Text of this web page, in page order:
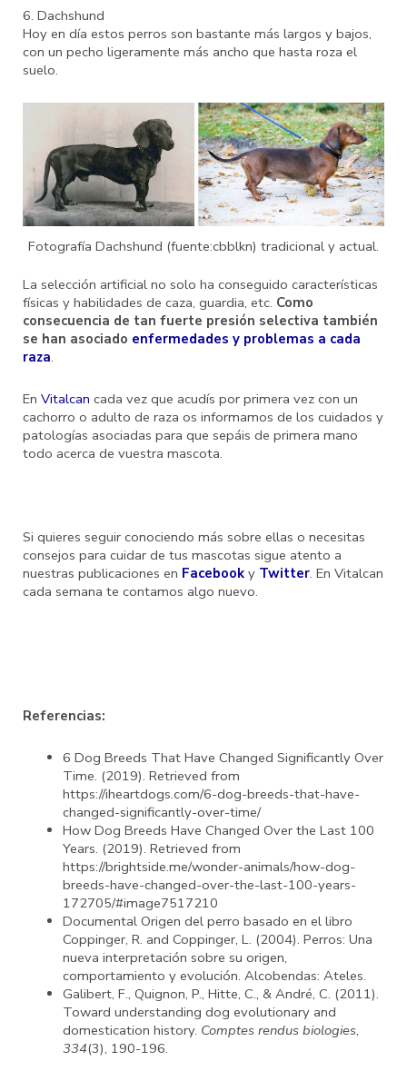
6. Dachshund
Hoy en día estos perros son bastante más largos y bajos,
con un pecho ligeramente más ancho que hasta roza el
suelo.
Fotografía Dachshund (fuente:cbblkn) tradicional y actual.
La selección artificial no solo ha conseguido características
físicas y habilidades de caza, guardia, etc. Como
consecuencia de tan fuerte presión selectiva también
se han asociado enfermedades y problemas a cada
raza.
En Vitalcan cada vez que acudís por primera vez con un
cachorro o adulto de raza os informamos de los cuidados y
patologías asociadas para que sepáis de primera mano
todo acerca de vuestra mascota.
Si quieres seguir conociendo más sobre ellas o necesitas
consejos para cuidar de tus mascotas sigue atento a
nuestras publicaciones en Facebook y Twitter. En Vitalcan
cada semana te contamos algo nuevo.
Referencias:
6 Dog Breeds That Have Changed Significantly Over
Time. (2019). Retrieved from
https://iheartdogs.com/6-dog-breeds-that-have-
changed-significantly-over-time/
How Dog Breeds Have Changed Over the Last 100
Years. (2019). Retrieved from
https://brightside.me/wonder-animals/how-dog-
breeds-have-changed-over-the-last-100-years-
172705/#image7517210
Documental Origen del perro basado en el libro
Coppinger, R. and Coppinger, L. (2004). Perros: Una
nueva interpretación sobre su origen,
comportamiento y evolución. Alcobendas: Ateles.
Galibert, F., Quignon, P., Hitte, C., & André, C. (2011).
Toward understanding dog evolutionary and
domestication history. Comptes rendus biologies,
334(3), 190-196.